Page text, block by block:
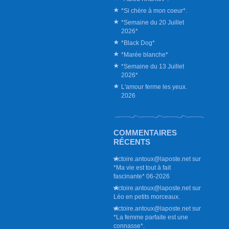
*Si chère à mon coeur*.
*Semaine du 20 Juillet
2026*
*Black Dog*
*Marée blanche*
*Semaine du 13 Juillet
2026*
L'amour ferme les yeux.
2026
COMMENTAIRES
RÉCENTS
victoire.antoux@laposte.net sur
*Ma vie est tout à fait
fascinante* 06-2026
victoire.antoux@laposte.net sur
Léo en petits morceaux.
victoire.antoux@laposte.net sur
*La femme parfaite est une
connasse*.